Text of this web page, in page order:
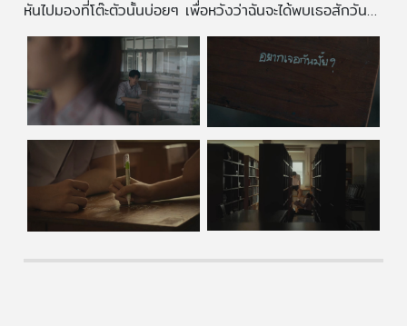
หันไปมองที่โต๊ะตัวนั้นบ่อยๆ เพื่อหวังว่าฉันจะได้พบเธอสักวัน…